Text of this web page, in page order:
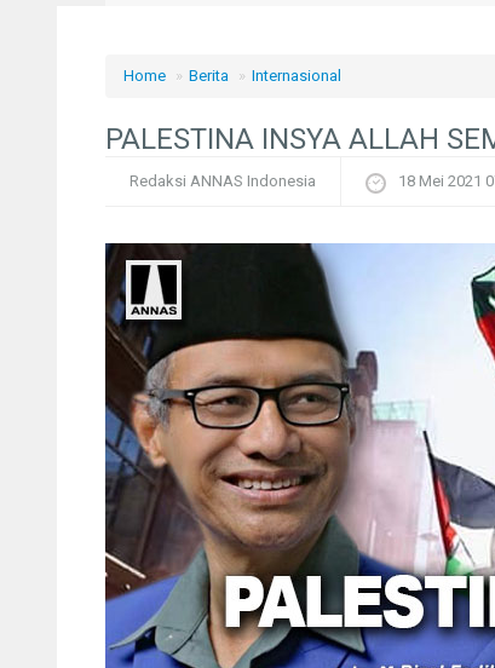
Home » Berita » Internasional
PALESTINA INSYA ALLAH
Redaksi ANNAS Indonesia 18 Mei 2021